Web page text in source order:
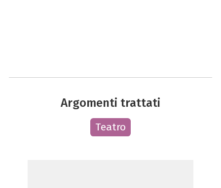
Argomenti trattati
Teatro